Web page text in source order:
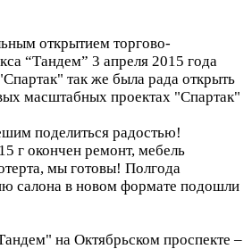
открытием торгово-
“Тандем” 3 апреля 2015 года
так же была рада открыть
масштабных проектах "Спартак"
поделиться радостью!
г окончен ремонт, мебель
мы готовы! Полгода
салона в новом формате подошли
на Октябрьском проспекте –